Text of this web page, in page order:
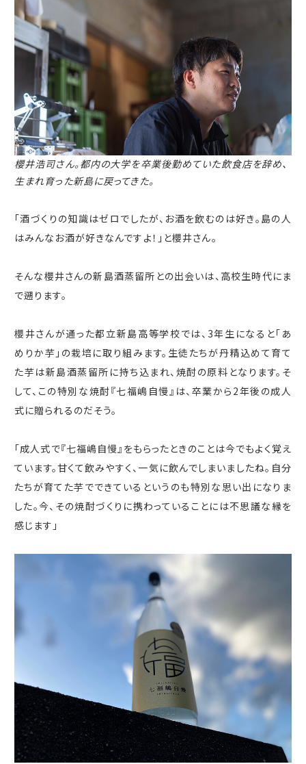
櫻井浩司さん。都内の大学を卒業後勤めていた飲食店を辞め、
生まれ育った新島に戻ってきた。
「酒づくりの知識はゼロでしたが、お酒を飲むのは好き。島の人
はみんなお酒が好きなんですよ！」と櫻井さん。
そんな櫻井さんの新島酒蒸留所との出会いは、高校生時代にま
で遡ります。
櫻井さんが通った都立新島高等学校では、 3年生になると「あ
めりか芋」の栽培に取り組みます。生徒たちが丹精込めて育て
た芋は新島酒蒸留所に持ち込まれ、焼酎の原料となります。そ
して、この特別な焼酎『七福嶋自慢』は、卒業から 2年後の成人
式に贈られるのだそう。
「成人式で『七福嶋自慢』をもらったときのことは今でもよく覚え
ています。甘くて飲みやすく、一気に飲んでしまいましたね。自分
たちが育てた芋でできているというのも特別な思い出になりま
した。今、その焼酎づくりに携わっていることには不思議な縁を
感じます」